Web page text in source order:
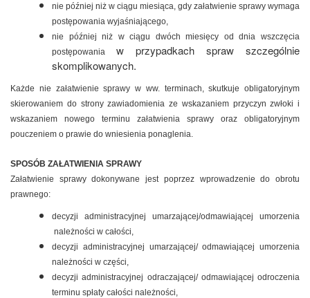
nie później niż w ciągu miesiąca, gdy załatwienie sprawy wymaga
postępowania wyjaśniającego,
nie później niż w ciągu dwóch miesięcy od dnia wszczęcia
postępowania w przypadkach spraw szczególnie
skomplikowanych.
Każde nie załatwienie sprawy w ww. terminach, skutkuje obligatoryjnym
skierowaniem do strony zawiadomienia ze wskazaniem przyczyn zwłoki i
wskazaniem nowego terminu załatwienia sprawy oraz obligatoryjnym
pouczeniem o prawie do wniesienia ponaglenia.
SPOSÓB ZAŁATWIENIA SPRAWY
Załatwienie sprawy dokonywane jest poprzez wprowadzenie do obrotu
prawnego:
decyzji administracyjnej umarzającej/odmawiającej umorzenia
należności w całości,
decyzji administracyjnej umarzającej/ odmawiającej umorzenia
należności w części,
decyzji administracyjnej odraczającej/ odmawiającej odroczenia
terminu spłaty całości należności,